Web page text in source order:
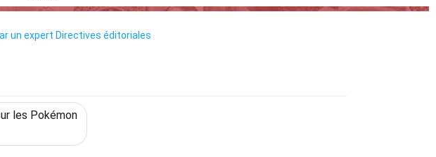
un expert Directives éditoriales
les Pokémon